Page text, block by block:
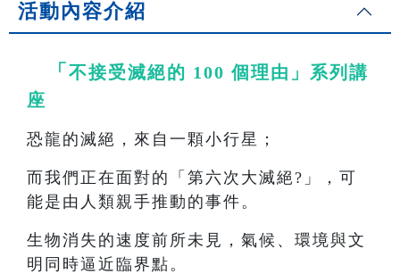
活動內容介紹
「 不接受滅絕的 100 個理由」系列講
座
恐龍的滅絕，來自一顆小行星；
而我們正在面對的「第六次大滅絕?」，可
能是由人類親手推動的事件。
生物消失的速度前所未見，氣候、環境與文
明同時逼近臨界點。